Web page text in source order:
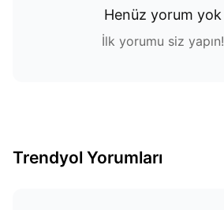
Henüz yorum yok
İlk yorumu siz yapın!
Trendyol Yorumları